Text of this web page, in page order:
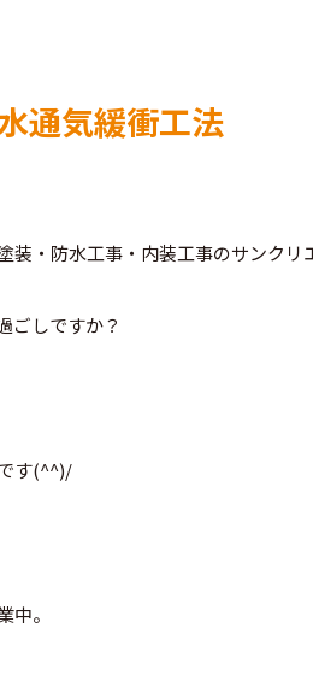
通気緩衝工法
装・防水工事・内装工事のサンクリ
ごしですか？
す(^^)/
中。